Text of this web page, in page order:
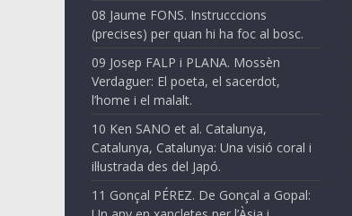
08 Jaume FONS. Instrucccions
(precises) per quan hi ha foc al bosc.
09 Josep FALP i PLANA. Mossèn
Verdaguer: El poeta, el sacerdot,
l’home i el malalt.
10 Ken SANO et al. Catalunya,
Catalunya, Catalunya: Una visió coral i
il·lustrada des del Japó.
11 Gonçal PÉREZ. De Gonçal a Gopal: